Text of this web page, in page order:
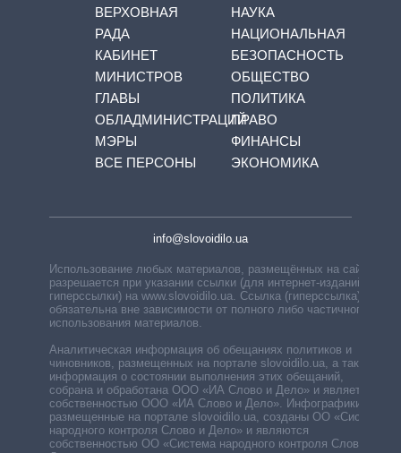
ВЕРХОВНАЯ
РАДА
КАБИНЕТ
МИНИСТРОВ
ГЛАВЫ
ОБЛАДМИНИСТРАЦИЙ
МЭРЫ
ВСЕ ПЕРСОНЫ
НАУКА
НАЦИОНАЛЬНАЯ
БЕЗОПАСНОСТЬ
ОБЩЕСТВО
ПОЛИТИКА
ПРАВО
ФИНАНСЫ
ЭКОНОМИКА
info@slovoidilo.ua
Использование любых материалов, размещённых на сайте,
разрешается при указании ссылки (для интернет-изданий —
гиперссылки) на www.slovoidilo.ua. Ссылка (гиперссылка)
обязательна вне зависимости от полного либо частичного
использования материалов.
Аналитическая информация об обещаниях политиков и
чиновников, размещенных на портале slovoidilo.ua, а также
информация о состоянии выполнения этих обещаний,
собрана и обработана ООО «ИА Слово и Дело» и является
собственностью ООО «ИА Слово и Дело». Инфографики,
размещенные на портале slovoidilo.ua, созданы ОО «Система
народного контроля Слово и Дело» и являются
собственностью ОО «Система народного контроля Слово и